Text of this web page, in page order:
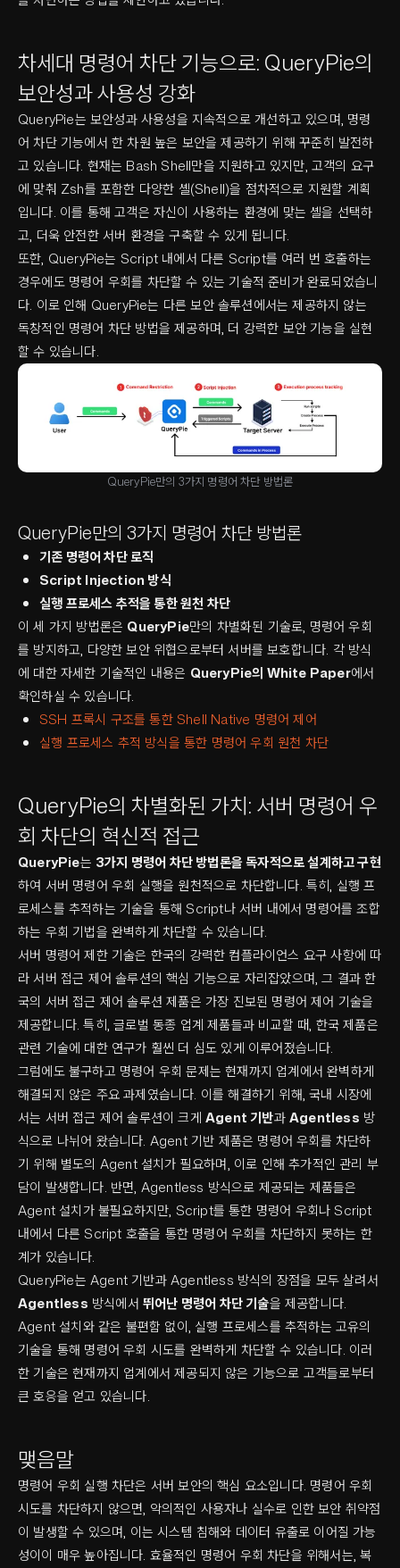
차세대 명령어 차단 기능으로: QueryPie의
보안성과 사용성 강화
QueryPie는 보안성과 사용성을 지속적으로 개선하고 있으며, 명령
어 차단 기능에서 한 차원 높은 보안을 제공하기 위해 꾸준히 발전하
고 있습니다. 현재는 Bash Shell만을 지원하고 있지만, 고객의 요구
에 맞춰 Zsh를 포함한 다양한 셸(Shell)을 점차적으로 지원할 계획
입니다. 이를 통해 고객은 자신이 사용하는 환경에 맞는 셸을 선택하
고, 더욱 안전한 서버 환경을 구축할 수 있게 됩니다.
또한, QueryPie는 Script 내에서 다른 Script를 여러 번 호출하는
경우에도 명령어 우회를 차단할 수 있는 기술적 준비가 완료되었습니
다. 이로 인해 QueryPie는 다른 보안 솔루션에서는 제공하지 않는
독창적인 명령어 차단 방법을 제공하며, 더 강력한 보안 기능을 실현
할 수 있습니다.
QueryPie만의 3가지 명령어 차단 방법론
QueryPie만의 3가지 명령어 차단 방법론
기존 명령어 차단 로직
Script Injection 방식
실행 프로세스 추적을 통한 원천 차단
이 세 가지 방법론은 QueryPie만의 차별화된 기술로, 명령어 우회
를 방지하고, 다양한 보안 위협으로부터 서버를 보호합니다. 각 방식
에 대한 자세한 기술적인 내용은 QueryPie의 White Paper에서
확인하실 수 있습니다.
SSH 프록시 구조를 통한 Shell Native 명령어 제어
실행 프로세스 추적 방식을 통한 명령어 우회 원천 차단
QueryPie의 차별화된 가치: 서버 명령어 우
회 차단의 혁신적 접근
QueryPie는 3가지 명령어 차단 방법론을 독자적으로 설계하고 구현
하여 서버 명령어 우회 실행을 원천적으로 차단합니다. 특히, 실행 프
로세스를 추적하는 기술을 통해 Script나 서버 내에서 명령어를 조합
하는 우회 기법을 완벽하게 차단할 수 있습니다.
서버 명령어 제한 기술은 한국의 강력한 컴플라이언스 요구 사항에 따
라 서버 접근 제어 솔루션의 핵심 기능으로 자리잡았으며, 그 결과 한
국의 서버 접근 제어 솔루션 제품은 가장 진보된 명령어 제어 기술을
제공합니다. 특히, 글로벌 동종 업계 제품들과 비교할 때, 한국 제품은
관련 기술에 대한 연구가 훨씬 더 심도 있게 이루어졌습니다.
그럼에도 불구하고 명령어 우회 문제는 현재까지 업계에서 완벽하게
해결되지 않은 주요 과제였습니다. 이를 해결하기 위해, 국내 시장에
서는 서버 접근 제어 솔루션이 크게 Agent 기반과Agentless 방
식으로 나뉘어 왔습니다. Agent 기반 제품은 명령어 우회를 차단하
기 위해 별도의 Agent 설치가 필요하며, 이로 인해 추가적인 관리 부
담이 발생합니다. 반면, Agentless 방식으로 제공되는 제품들은
Agent 설치가 불필요하지만, Script를 통한 명령어 우회나 Script
내에서 다른 Script 호출을 통한 명령어 우회를 차단하지 못하는 한
계가 있습니다.
QueryPie는 Agent 기반과 Agentless 방식의 장점을 모두 살려서
Agentless 방식에서뛰어난 명령어 차단 기술을 제공합니다.
Agent 설치와 같은 불편함 없이, 실행 프로세스를 추적하는 고유의
기술을 통해 명령어 우회 시도를 완벽하게 차단할 수 있습니다. 이러
한 기술은 현재까지 업계에서 제공되지 않은 기능으로 고객들로부터
큰 호응을 얻고 있습니다.
맺음말
명령어 우회 실행 차단은 서버 보안의 핵심 요소입니다. 명령어 우회
시도를 차단하지 않으면, 악의적인 사용자나 실수로 인한 보안 취약점
이 발생할 수 있으며, 이는 시스템 침해와 데이터 유출로 이어질 가능
성이이 매우 높아집니다. 효율적인 명령어 우회 차단을 위해서는, 복